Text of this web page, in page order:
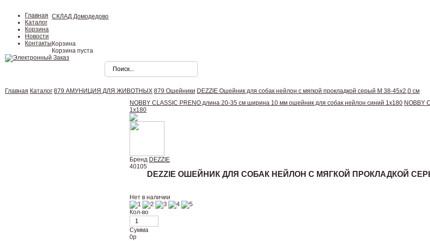
Главная
Каталог
Корзина
Новости
Контакты
СКЛАД Домодедово
Корзина
Корзина пуста
Главная Каталог 879 АМУНИЦИЯ ДЛЯ ЖИВОТНЫХ 879 Ошейники DEZZIE Ошейник для собак нейлон с мягкой прокладкой серый М 38-45х2,0 см
NOBBY CLASSIC PRENO длина 20-35 см ширина 10 мм ошейник для собак нейлон синий 1х180 NOBBY
1х180
Бренд DEZZIE
40105
DEZZIE ОШЕЙНИК ДЛЯ СОБАК НЕЙЛОН С МЯГКОЙ ПРОКЛАДКОЙ
Нет в наличии
Кол-во
Сумма
0р